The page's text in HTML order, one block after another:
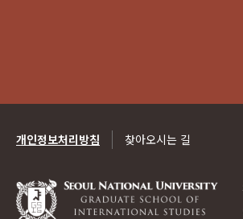
개인정보처리방침 찾아오시는 길